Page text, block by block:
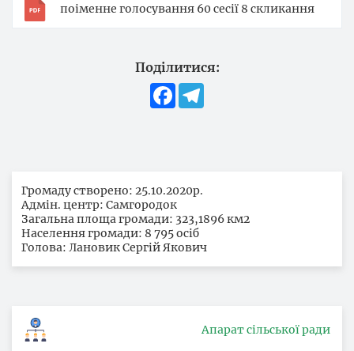
поіменне голосування 60 сесії 8 скликання
Поділитися:
Facebook
Громаду створено: 25.10.2020р.
Адмін. центр: Самгородок
Загальна площа громади: 323,1896 км2
Населення громади: 8 795 осіб
Голова: Лановик Сергій Якович
Апарат сільської ради